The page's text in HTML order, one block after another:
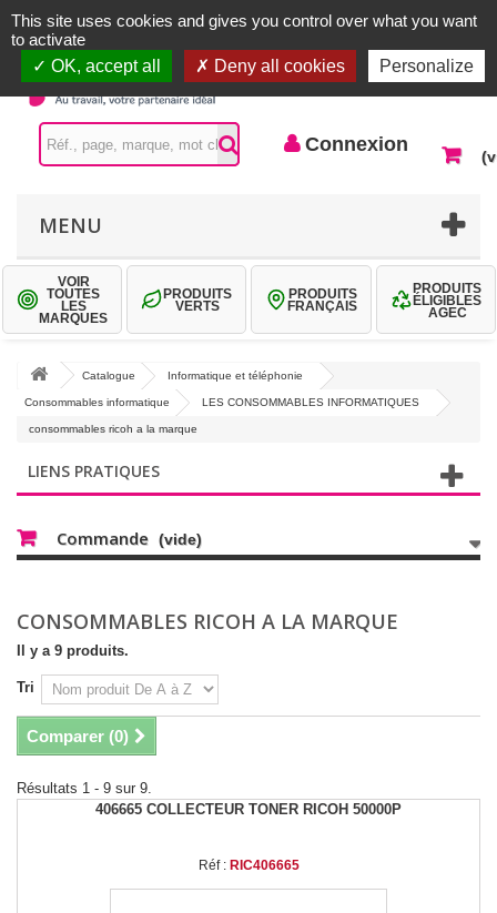
Contactez-nous
Connexion
MENU
VOIR
TOUTES
LES
MARQUES
PRODUITS
VERTS
PRODUITS
FRANÇAIS
PRODUITS
ÉLIGIBLES
AGEC
Catalogue Informatique et téléphonie
Consommables informatique LES CONSOMMABLES INFORMATIQUES
consommables ricoh a la marque
LIENS PRATIQUES
Commande (vide)
CONSOMMABLES RICOH A LA MARQUE
Il y a 9 produits.
Tri
Comparer (0)
Résultats 1 - 9 sur 9.
406665 COLLECTEUR TONER RICOH 50000P
Réf : RIC406665
This site uses cookies and gives you control over what you want
to activate
OK, accept all
Deny all cookies Personalize